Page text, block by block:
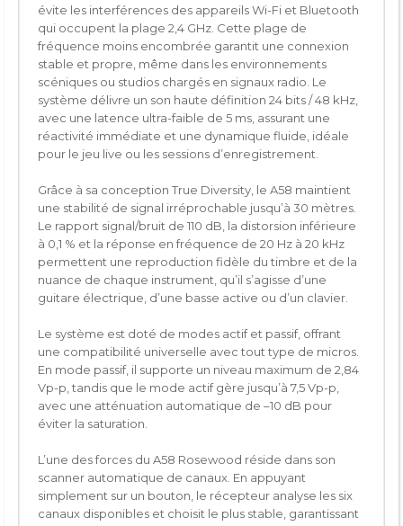
évite les interférences des appareils Wi-Fi et Bluetooth
qui occupent la plage 2,4 GHz. Cette plage de
fréquence moins encombrée garantit une connexion
stable et propre, même dans les environnements
scéniques ou studios chargés en signaux radio. Le
système délivre un son haute définition 24 bits / 48 kHz,
avec une latence ultra-faible de 5 ms, assurant une
réactivité immédiate et une dynamique fluide, idéale
pour le jeu live ou les sessions d’enregistrement.
Grâce à sa conception True Diversity, le A58 maintient
une stabilité de signal irréprochable jusqu’à 30 mètres.
Le rapport signal/bruit de 110 dB, la distorsion inférieure
à 0,1 % et la réponse en fréquence de 20 Hz à 20 kHz
permettent une reproduction fidèle du timbre et de la
nuance de chaque instrument, qu’il s’agisse d’une
guitare électrique, d’une basse active ou d’un clavier.
Le système est doté de modes actif et passif, offrant
une compatibilité universelle avec tout type de micros.
En mode passif, il supporte un niveau maximum de 2,84
Vp-p, tandis que le mode actif gère jusqu’à 7,5 Vp-p,
avec une atténuation automatique de –10 dB pour
éviter la saturation.
L’une des forces du A58 Rosewood réside dans son
scanner automatique de canaux. En appuyant
simplement sur un bouton, le récepteur analyse les six
canaux disponibles et choisit le plus stable, garantissant